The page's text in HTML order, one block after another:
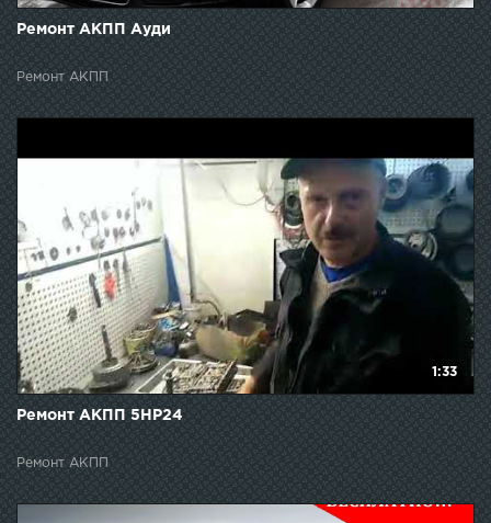
Ремонт АКПП Ауди
Ремонт АКПП
1:33
Ремонт АКПП 5НР24
Ремонт АКПП